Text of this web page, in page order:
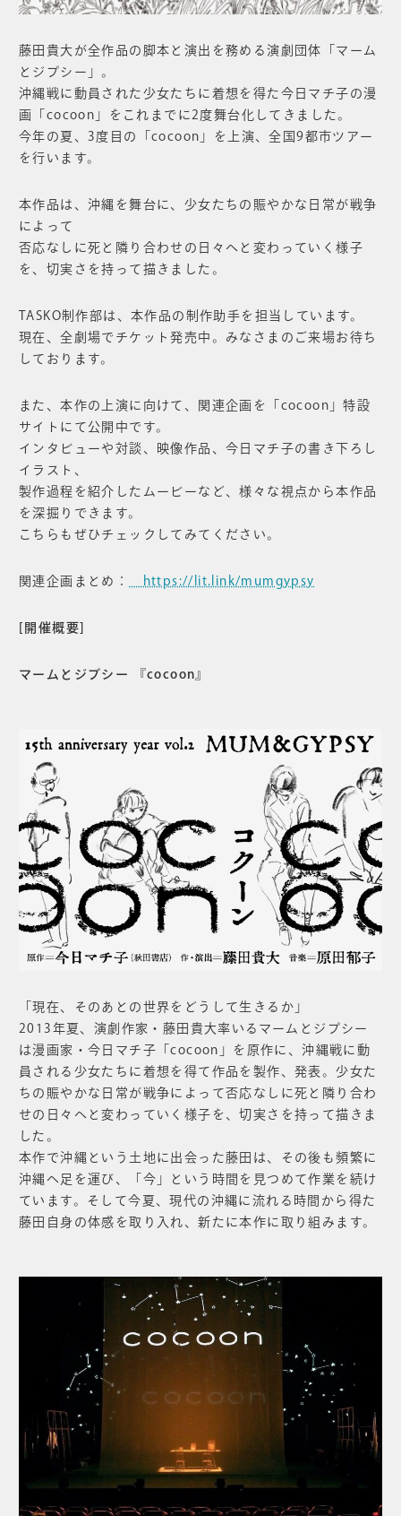
藤田貴大が全作品の脚本と演出を務める演劇団体「マーム
とジプシー」。
沖縄戦に動員された少女たちに着想を得た今日マチ子の漫
画「cocoon」をこれまでに2度舞台化してきました。
今年の夏、3度目の「cocoon」を上演、全国9都市ツアー
を行います。
本作品は、沖縄を舞台に、少女たちの賑やかな日常が戦争
によって
否応なしに死と隣り合わせの日々へと変わっていく様子
を、切実さを持って描きました。
TASKO制作部は、本作品の制作助手を担当しています。
現在、全劇場でチケット発売中。みなさまのご来場お待ち
しております。
また、本作の上演に向けて、関連企画を「cocoon」特設
サイトにて公開中です。
インタビューや対談、映像作品、今日マチ子の書き下ろし
イラスト、
製作過程を紹介したムービーなど、様々な視点から本作品
を深掘りできます。
こちらもぜひチェックしてみてください。
関連企画まとめ： https://lit.link/mumgypsy
[開催概要]
マームとジプシー 『cocoon』
「現在、そのあとの世界をどうして生きるか」
2013年夏、演劇作家・藤田貴大率いるマームとジプシー
は漫画家・今日マチ子「cocoon」を原作に、沖縄戦に動
員される少女たちに着想を得て作品を製作、発表。少女た
ちの賑やかな日常が戦争によって否応なしに死と隣り合わ
せの日々へと変わっていく様子を、切実さを持って描きま
した。
本作で沖縄という土地に出会った藤田は、その後も頻繁に
沖縄へ足を運び、「今」という時間を見つめて作業を続け
ています。そして今夏、現代の沖縄に流れる時間から得た
藤田自身の体感を取り入れ、新たに本作に取り組みます。